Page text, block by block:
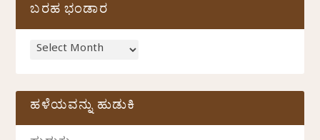
ಬರಹ ಭಂಡಾರ
ಹಳೆಯವನ್ನು ಹುಡುಕಿ